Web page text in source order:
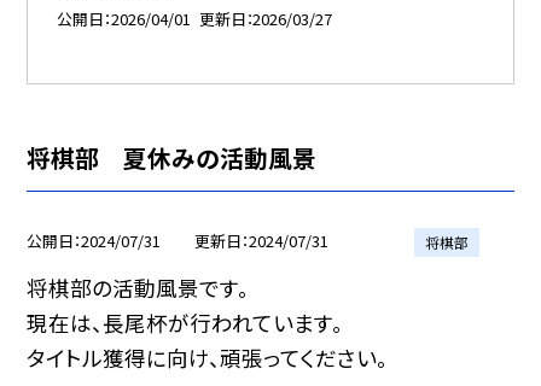
公開日 2026/04/01 更新日 2026/03/27
将棋部 夏休みの活動風景
公開日 2024/07/31 更新日 2024/07/31 将棋部
将棋部の活動風景です。
現在は、長尾杯が行われています。
タイトル獲得に向け、頑張ってください。